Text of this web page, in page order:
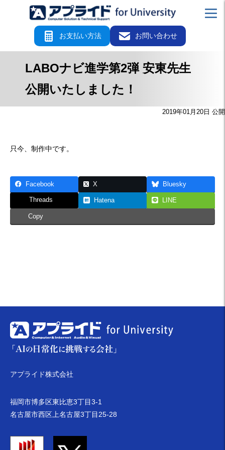
お支払い方法 お問い合わせ
LABOナビ進学第2弾 安東先生
公開いたしました！
2019年01月20日 公開
只今、制作中です。
Facebook X Bluesky
Threads Hatena LINE
Copy
アプライド株式会社
福岡市博多区東比恵3丁目3-1
名古屋市西区上名古屋3丁目25-28